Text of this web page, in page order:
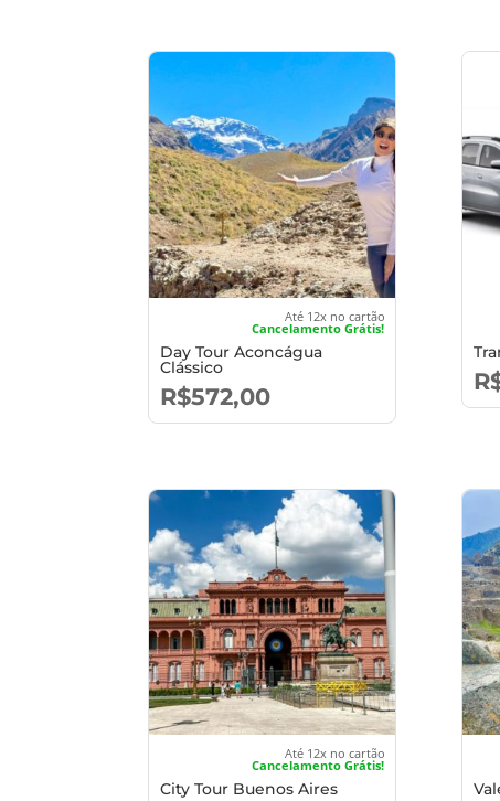
Até 12x no cartão
Cancelamento Grátis!
Day Tour Aconcágua
Clássico
R$572,00
Até 12x no cartão
Cancelamento Grátis!
City Tour Buenos Aires